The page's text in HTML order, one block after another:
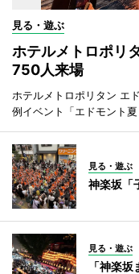
見る・遊ぶ
ホテルメトロポリ
750人来場
ホテルメトロポリタン エ
例イベント「エドモント夏
見る・遊ぶ
神楽坂「
見る・遊ぶ
「神楽